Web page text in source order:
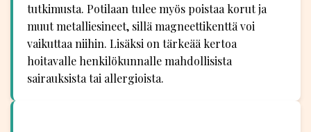
tutkimusta. Potilaan tulee myös poistaa korut ja
muut metalliesineet, sillä magneettikenttä voi
vaikuttaa niihin. Lisäksi on tärkeää kertoa
hoitavalle henkilökunnalle mahdollisista
sairauksista tai allergioista.